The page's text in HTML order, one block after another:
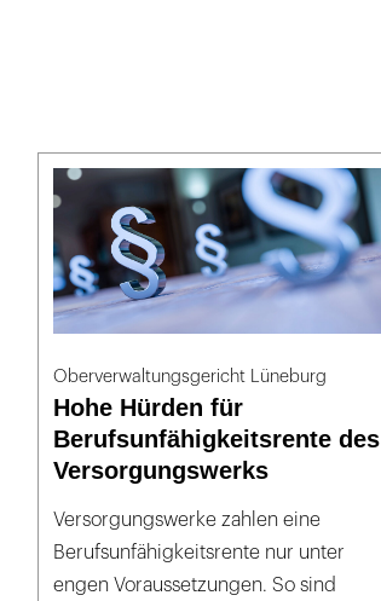
Oberverwaltungsgericht Lüneburg
Hohe Hürden für
Berufsunfähigkeitsrente des
Versorgungswerks
Versorgungswerke zahlen eine
Berufsunfähigkeitsrente nur unter
engen Voraussetzungen. So sind